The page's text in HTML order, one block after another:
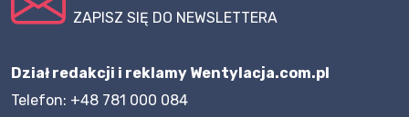
ZAPISZ SIĘ DO NEWSLETTERA
Dział redakcji i reklamy Wentylacja.com.pl
Telefon: +48 781 000 084